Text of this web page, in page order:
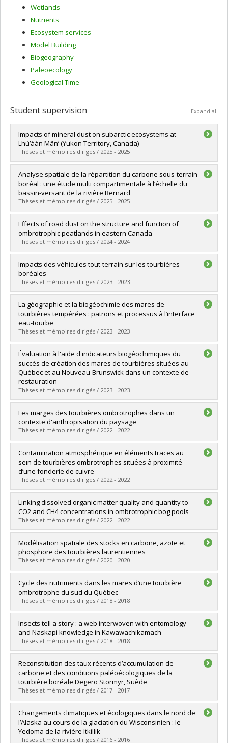
Wetlands
Nutrients
Ecosystem services
Model Building
Biogeography
Paleoecology
Geological Time
Student supervision Expand all
Impacts of mineral dust on subarctic ecosystems at
Lhù’ààn Mân’ (Yukon Territory, Canada)
Thèses et mémoires dirigés / 2025 - 2025
Graduate :Pouillé, Sophie
Cycle : Doctoral
Grade :Ph. D.
Lien vers le document dans Papyrus
Analyse spatiale de la répartition du carbone sous-terrain
boréal : une étude multi compartimentale à l’échelle du
bassin-versant de la rivière Bernard
Thèses et mémoires dirigés / 2025 - 2025
Graduate :Brais, William
Cycle :Master's
Grade :M. Sc.
Lien vers le document dans Papyrus
Effects of road dust on the structure and function of
ombrotrophic peatlands in eastern Canada
Thèses et mémoires dirigés / 2024 - 2024
Graduate : Li, Xiaoyu
Cycle :Doctoral
Grade :Ph. D.
Lien vers le document dans Papyrus
Impacts des véhicules tout-terrain sur les tourbières
boréales
Thèses et mémoires dirigés / 2023 - 2023
Graduate :Beaumier, Emmanuelle
Cycle :Master's
Grade :M. Sc.
Lien vers le document dans Papyrus
La géographie et la biogéochimie des mares de
tourbières tempérées : patrons et processus à l’interface
eau-tourbe
Thèses et mémoires dirigés / 2023 - 2023
Graduate :Arsenault, Julien
Cycle : Doctoral
Grade :Ph. D.
Lien vers le document dans Papyrus
Évaluation à l'aide d'indicateurs biogéochimiques du
succès de création des mares de tourbières situées au
Québec et au Nouveau-Brunswick dans un contexte de
restauration
Thèses et mémoires dirigés / 2023 - 2023
Graduate : Jolin, Émilie
Cycle :Master's
Grade :M. Sc.
Lien vers le document dans Papyrus
Les marges des tourbières ombrotrophes dans un
contexte d'anthropisation du paysage
Thèses et mémoires dirigés / 2022 - 2022
Graduate :Archambault-Vermette, Roxane
Cycle :Master's
Grade :M. Sc.
Lien vers le document dans Papyrus
Contamination atmosphérique en éléments traces au
sein de tourbières ombrotrophes situées à proximité
d’une fonderie de cuivre
Thèses et mémoires dirigés / 2022 - 2022
Graduate :Kessler-Nadeau, Max Émile
Cycle :Master's
Grade :M. Sc.
Lien vers le document dans Papyrus
Linking dissolved organic matter quality and quantity to
CO2 and CH4 concentrations in ombrotrophic bog pools
Thèses et mémoires dirigés / 2022 - 2022
Graduate :Hassan, Mahmud
Cycle :Master's
Grade :M. Sc.
Lien vers le document dans Papyrus
Modélisation spatiale des stocks en carbone, azote et
phosphore des tourbières laurentiennes
Thèses et mémoires dirigés / 2020 - 2020
Graduate :Major, Philippe
Cycle :Master's
Grade :M. Sc.
Lien vers le document dans Papyrus
Cycle des nutriments dans les mares d’une tourbière
ombrotrophe du sud du Québec
Thèses et mémoires dirigés / 2018 - 2018
Graduate :Arsenault, Julien
Cycle :Master's
Grade :M. Sc.
Lien vers le document dans Papyrus
Insects tell a story : a web interwoven with entomology
and Naskapi knowledge in Kawawachikamach
Thèses et mémoires dirigés / 2018 - 2018
Graduate :Carrier, Marion
Cycle :Master's
Grade :M. Sc.
Lien vers le document dans Papyrus
Reconstitution des taux récents d’accumulation de
carbone et des conditions paléoécologiques de la
tourbière boréale Degerö Stormyr, Suède
Thèses et mémoires dirigés / 2017 - 2017
Graduate :Mujica, Marialejandra
Cycle :Master's
Grade :M. Sc.
Lien vers le document dans Papyrus
Changements climatiques et écologiques dans le nord de
l’Alaska au cours de la glaciation du Wisconsinien : le
Yedoma de la rivière Itkillik
Thèses et mémoires dirigés / 2016 - 2016